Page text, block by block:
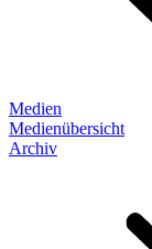
Medien
Medienübersicht
Archiv